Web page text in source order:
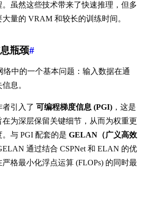
虽然这些技术带来了快速推理，但多
量的 VRAM 和较长的训练时间。
瓶颈#
中的一个基本问题：输入数据在通
息。
引入了 可编程梯度信息 (PGI) ，这是
为深层保留关键细节，从而为权重更
与 PGI 配套的是 GELAN（广义高效
通过结合 CSPNet 和 ELAN 的优
格最小化浮点运算 (FLOPs) 的同时最